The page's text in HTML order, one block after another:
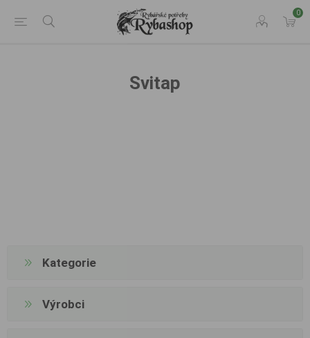
0
Svitap
Kategorie
Výrobci